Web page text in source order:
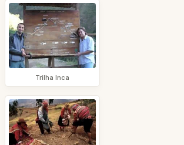
Trilha Inca